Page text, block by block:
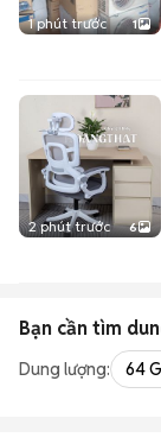
1 phút trước 1
2 phút trước 6
Bạn cần tìm
Dung lượng: 64